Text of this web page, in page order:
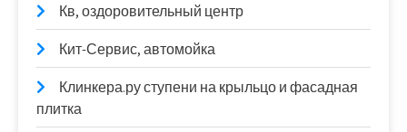
Кв, оздоровительный центр
Кит-Сервис, автомойка
Клинкера.ру ступени на крыльцо и фасадная
плитка